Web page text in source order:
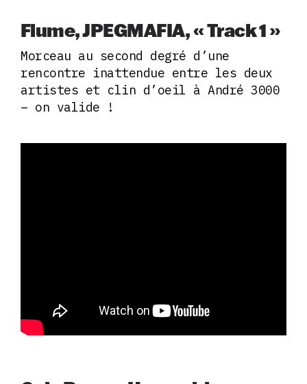
Flume, JPEGMAFIA, « Track 1 »
Morceau au second degré d’une
rencontre inattendue entre les deux
artistes et clin d’oeil à André 3000
– on valide !